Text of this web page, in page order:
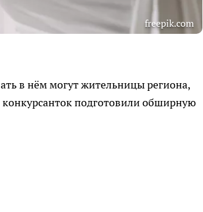
freepik.com
в нём могут жительницы региона,
подготовили обширную